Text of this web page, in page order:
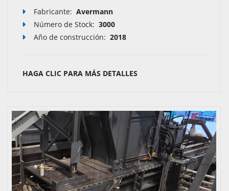
Fabricante: Avermann
Número de Stock: 3000
Año de construcción: 2018
HAGA CLIC PARA MÁS DETALLES